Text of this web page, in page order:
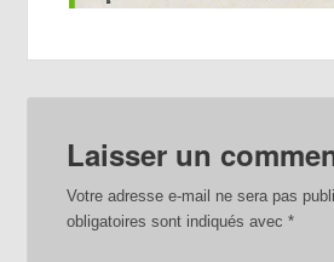
Laisser un
Votre adresse e-mail ne sera pas
obligatoires sont indiqués avec*